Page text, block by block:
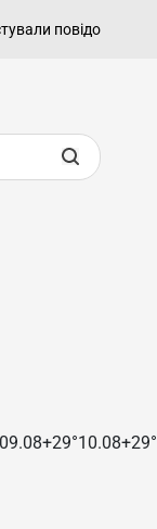
09.08+29°10.08+29°